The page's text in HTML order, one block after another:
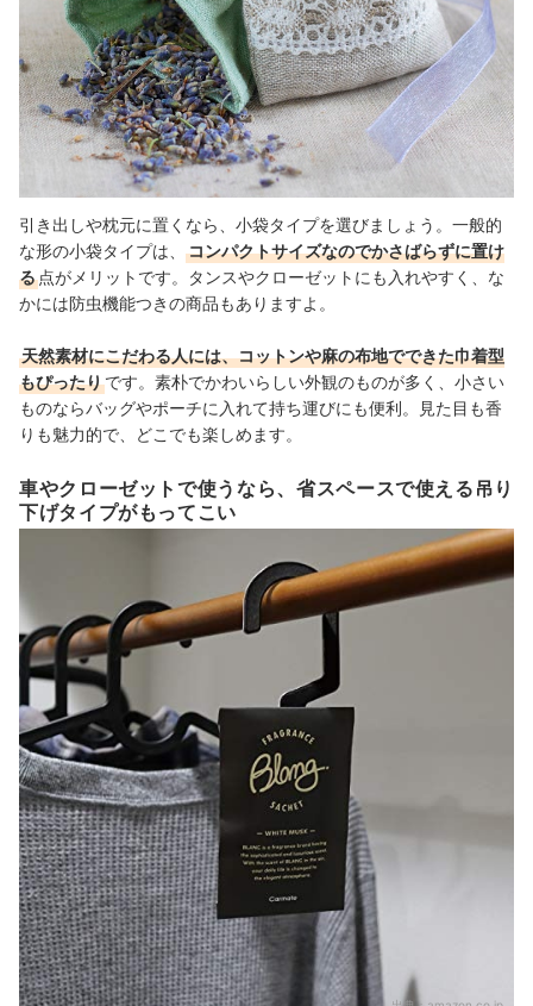
引き出しや枕元に置くなら、小袋タイプを選びましょう。一般的
な形の小袋タイプは、
コンパクトサイズなのでかさばらずに置け
る点がメリットです。タンスやクローゼットにも入れやすく、な
かには防虫機能つきの商品もありますよ。
天然素材にこだわる人には、コットンや麻の布地でできた巾着型
もぴったりです。素朴でかわいらしい外観のものが多く、小さい
ものならバッグやポーチに入れて持ち運びにも便利。見た目も香
りも魅力的で、どこでも楽しめます。
車やクローゼットで使うなら、省スペースで使える吊り
下げタイプがもってこい